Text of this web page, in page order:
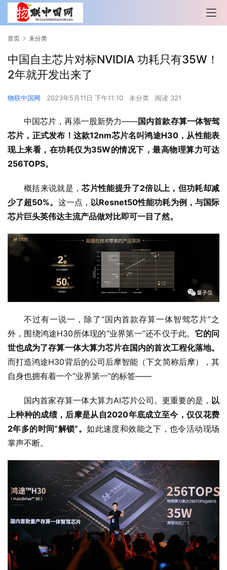
首页 未分类
中国自主芯片对标NVIDIA 功耗只有35W！
2年就开发出来了
物联中国网 2023年5月11日 下午11:10 未分类 阅读 321
中国芯片，再添一股新势力——国内首款存算一体智驾
芯片，正式发布！ 这款12nm芯片名叫鸿途H30，从性能表
现上来看，在功耗仅为35W的情况下，最高物理算力可达
256TOPS。
概括来说就是，芯片性能提升了2倍以上，但功耗却减
少了超50%。 这一点， 以Resnet50性能功耗为例，与国际
芯片巨头英伟达主流产品做对比即可一目了然。
不过有一说一，除了“国内首款存算一体智驾芯片”之
外，围绕鸿途H30所体现的“业界第一”还不仅于此。 它的问
世也成为了存算一体大算力芯片在国内的首次工程化落地。
而打造鸿途H30背后的公司后摩智能（下文简称后摩），其
自身也拥有着一个“业界第一”的标签——
国内首家存算一体大算力AI芯片公司。更重要的是， 以
上种种的成绩，后摩是从自2020年底成立至今，仅仅花费
2年多的时间“解锁”。如此速度和效能之下，也令活动现场
掌声不断。